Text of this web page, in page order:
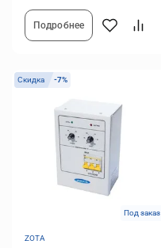
Подробнее
Скидка -7%
Под заказ
ZOTA